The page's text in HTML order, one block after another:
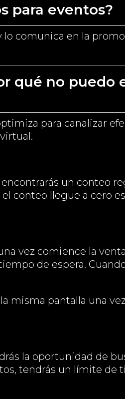
para eventos?
comunica en la
qué no puedo
para canalizar
un conteo
conteo llegue a cero
vez comience la
de espera.
misma pantalla una
la oportunidad de
tendrás un límite de